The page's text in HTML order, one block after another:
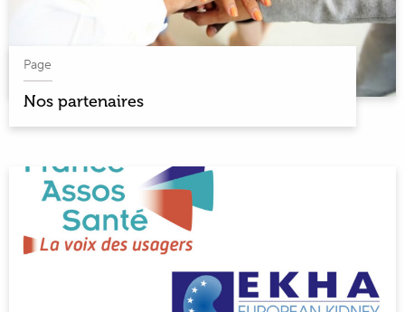
Page
Nos partenaires